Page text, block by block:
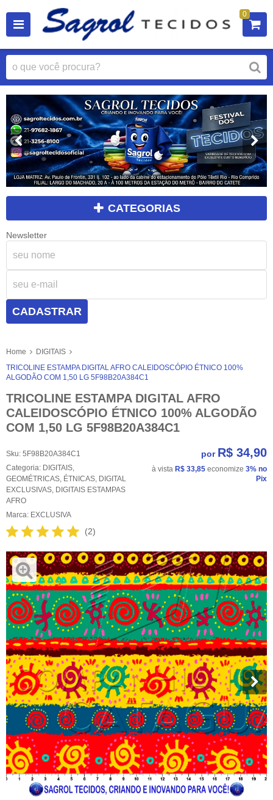
0
CATEGORIAS
Newsletter
CADASTRAR
Home
DIGITAIS
TRICOLINE ESTAMPA DIGITAL AFRO CALEIDOSCÓPIO ÉTNICO 100%
ALGODÃO COM 1,50 LG 5F98B20A384C1
TRICOLINE ESTAMPA DIGITAL AFRO
CALEIDOSCÓPIO ÉTNICO 100% ALGODÃO
COM 1,50 LG 5F98B20A384C1
Sku: 5F98B20A384C1
Categoria: DIGITAIS,
GEOMÉTRICAS, ÉTNICAS, DIGITAL
EXCLUSIVAS, DIGITAIS ESTAMPAS
AFRO
Marca: EXCLUSIVA
(2)
por R$ 34,90
à vista R$ 33,85 economize 3% no
Pix